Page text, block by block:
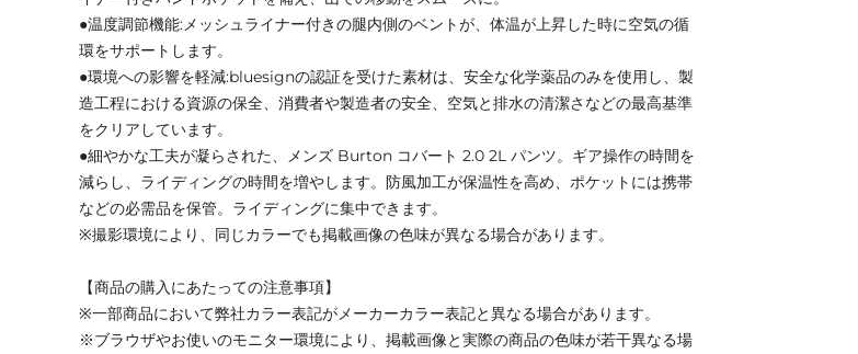
●温度調節機能:メッシュライナー付きの腿内側のベントが、体温が上昇した時に空気の循
環をサポートします。
●環境への影響を軽減:bluesignの認証を受けた素材は、安全な化学薬品のみを使用し、製
造工程における資源の保全、消費者や製造者の安全、空気と排水の清潔さなどの最高基準
をクリアしています。
●細やかな工夫が凝らされた、メンズ Burton コバート 2.0 2L パンツ。ギア操作の時間を
減らし、ライディングの時間を増やします。防風加工が保温性を高め、ポケットには携帯
などの必需品を保管。ライディングに集中できます。
※撮影環境により、同じカラーでも掲載画像の色味が異なる場合があります。
【商品の購入にあたっての注意事項】
※一部商品において弊社カラー表記がメーカーカラー表記と異なる場合があります。
※ブラウザやお使いのモニター環境により、掲載画像と実際の商品の色味が若干異なる場